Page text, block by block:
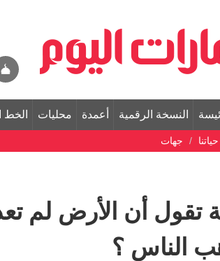
النسخة الرقمية أعمدة محليات الخط
حياتنا جهات
تقول أن الأرض لم
الناس ؟